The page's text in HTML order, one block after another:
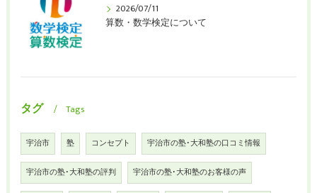
2026/07/11
算数・数学検定について
タグ Tags
宇治市 塾 コンセプト 宇治市の塾･大和塾の口コミ情報
宇治市の塾･大和塾の評判 宇治市の塾･大和塾のお客様の声